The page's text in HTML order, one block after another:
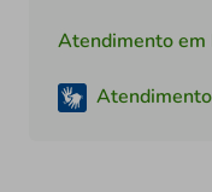
Atendimento em